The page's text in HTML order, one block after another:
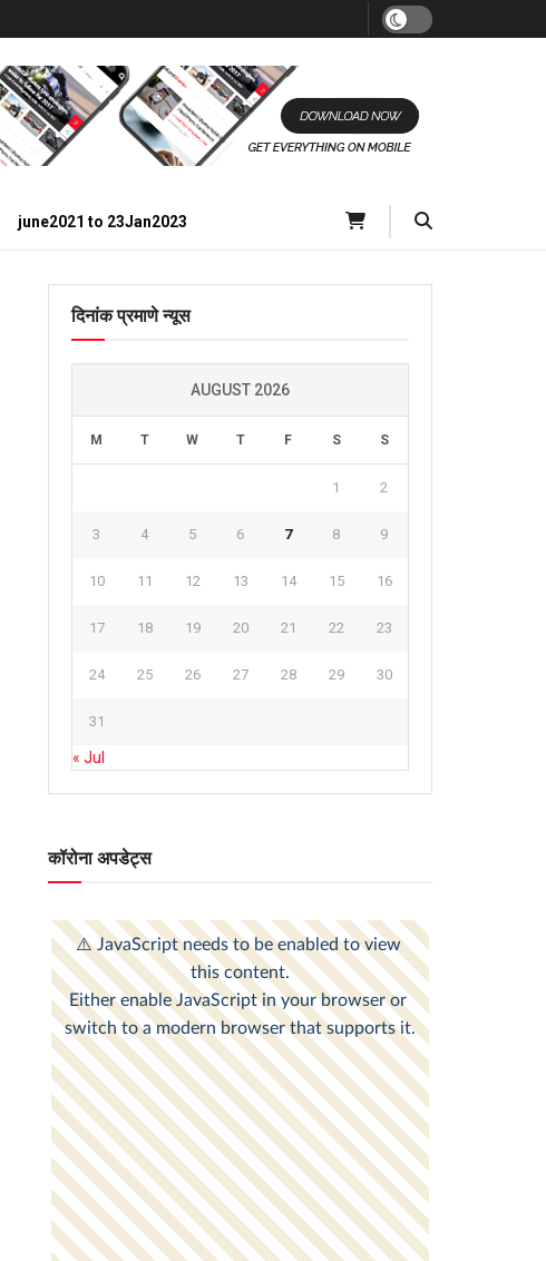
june2021 to 23Jan2023
दिनांक प्रमाणे न्यूस
AUGUST 2026
M T W T F S S
1 2
3 4 5 6 7 8 9
10 11 12 13 14 15 16
17 18 19 20 21 22 23
24 25 26 27 28 29 30
31
« Jul
कॉरोना अपडेट्स